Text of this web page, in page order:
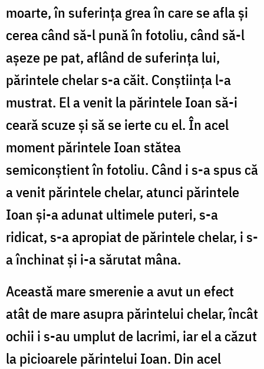
moarte, în suferinţa grea în care se afla şi
cerea când să-l pună în fotoliu, când să-l
aşeze pe pat, aflând de suferinţa lui,
părintele chelar s-a căit. Conştiinţa l-a
mustrat. El a venit la părintele Ioan să-i
ceară scuze şi să se ierte cu el. În acel
moment părintele Ioan stătea
semiconştient în fotoliu. Când i s-a spus că
a venit părintele chelar, atunci părintele
Ioan şi-a adunat ultimele puteri, s-a
ridicat, s-a apropiat de părintele chelar, i s-
a închinat şi i-a sărutat mâna.
Această mare smerenie a avut un efect
atât de mare asupra părintelui chelar, încât
ochii i s-au umplut de lacrimi, iar el a căzut
la picioarele părintelui Ioan. Din acel